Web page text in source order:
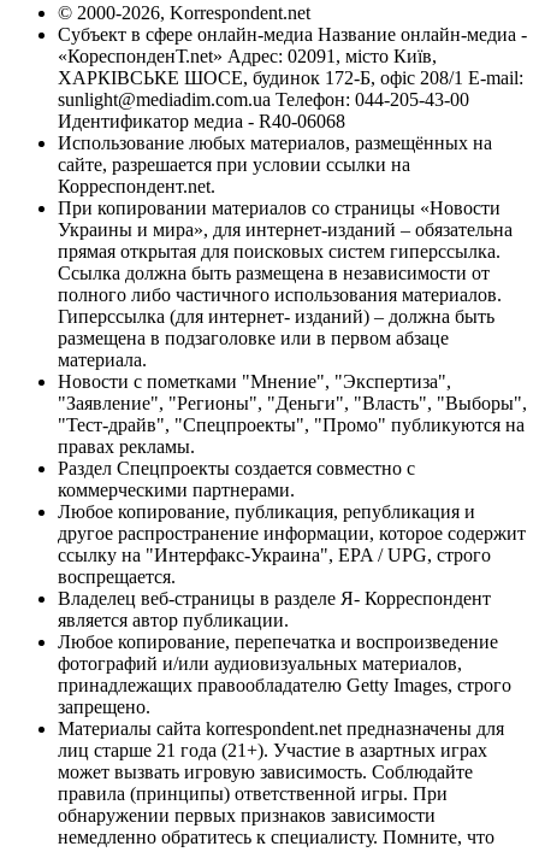
© 2000-2026, Korrespondent.net
Субъект в сфере онлайн-медиа Название онлайн-медиа -
«КореспонденТ.net» Адрес: 02091, місто Київ,
ХАРКІВСЬКЕ ШОСЕ, будинок 172-Б, офіс 208/1 E-mail:
sunlight@mediadim.com.ua Телефон: 044-205-43-00
Идентификатор медиа - R40-06068
Использование любых материалов, размещённых на
сайте, разрешается при условии ссылки на
Корреспондент.net.
При копировании материалов со страницы «Новости
Украины и мира», для интернет-изданий – обязательна
прямая открытая для поисковых систем гиперссылка.
Ссылка должна быть размещена в независимости от
полного либо частичного использования материалов.
Гиперссылка (для интернет- изданий) – должна быть
размещена в подзаголовке или в первом абзаце
материала.
Новости с пометками "Мнение", "Экспертиза",
"Заявление", "Регионы", "Деньги", "Власть", "Выборы",
"Тест-драйв", "Спецпроекты", "Промо" публикуются на
правах рекламы.
Раздел Спецпроекты создается совместно с
коммерческими партнерами.
Любое копирование, публикация, републикация и
другое распространение информации, которое содержит
ссылку на "Интерфакс-Украина", EPA / UPG, строго
воспрещается.
Владелец веб-страницы в разделе Я- Корреспондент
является автор публикации.
Любое копирование, перепечатка и воспроизведение
фотографий и/или аудиовизуальных материалов,
принадлежащих правообладателю Getty Images, строго
запрещено.
Материалы сайта korrespondent.net предназначены для
лиц старше 21 года (21+). Участие в азартных играх
может вызвать игровую зависимость. Соблюдайте
правила (принципы) ответственной игры. При
обнаружении первых признаков зависимости
немедленно обратитесь к специалисту. Помните, что